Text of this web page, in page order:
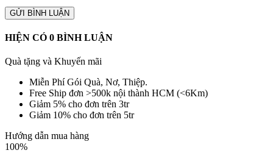
GỬI BÌNH LUẬN
HIỆN CÓ 0 BÌNH LUẬN
Quà tặng và Khuyến mãi
Miễn Phí Gói Quà, Nơ, Thiệp.
Free Ship đơn >500k nội thành HCM (<6Km)
Giảm 5% cho đơn trên 3tr
Giảm 10% cho đơn trên 5tr
Hướng dẫn mua hàng
100%